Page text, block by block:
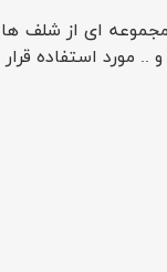
و .. مورد استفاده